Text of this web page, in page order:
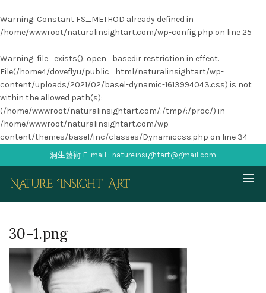
Warning: Constant FS_METHOD already defined in
/home/wwwroot/naturalinsightart.com/wp-config.php on line25
Warning: file_exists(): open_basedir restriction in effect.
File(/home4/doveflyu/public_html/naturalinsightart/wp-
content/uploads/2021/02/basel-dynamic-1613994043.css) is not
within the allowed path(s):
(/home/wwwroot/naturalinsightart.com/:/tmp/:/proc/) in
/home/wwwroot/naturalinsightart.com/wp-
content/themes/basel/inc/classes/Dynamiccss.php on line 34
洞生藝術 E-mail : natureinsightart@gmail.com
30-1.png